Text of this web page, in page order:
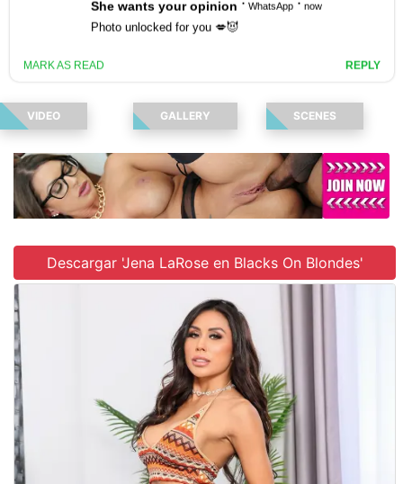
Únete al sitio
VIDEO GALLERY SCENES
Descargar 'Jena LaRose en Blacks On Blondes'